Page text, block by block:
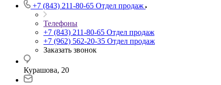
+7 (843) 211-80-65 Отдел продаж
Телефоны
+7 (843) 211-80-65 Отдел продаж
+7 (962) 562-20-35 Отдел продаж
Заказать звонок
Курашова, 20